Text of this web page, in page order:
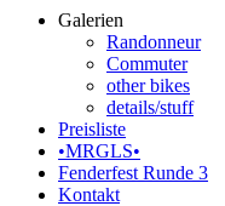
Galerien
Randonneur
Commuter
other bikes
details/stuff
Preisliste
•MRGLS•
Fenderfest Runde 3
Kontakt